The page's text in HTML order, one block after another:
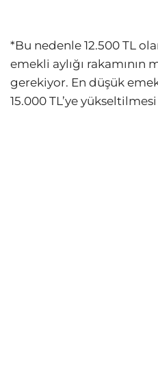
*Bu nedenle 12.500 TL
emekli aylığı rakamının
gerekiyor. En düşük
15.000 TL’ye